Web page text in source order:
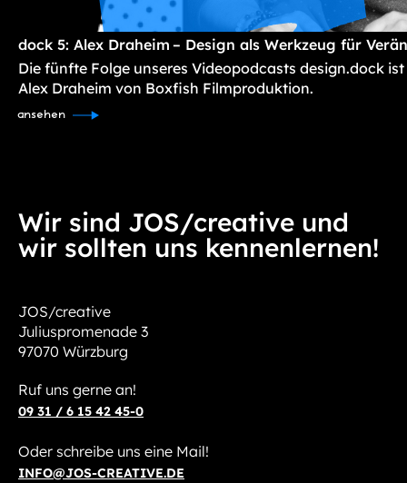
dock 5: Alex Draheim – Design als Werkzeug für
Die fünfte Folge unseres Videopodcasts design.dock
Alex Draheim von Boxfish Filmproduktion.
ansehen
Wir sind JOS/creative und
wir sollten uns kennenlernen!
JOS/creative
Juliuspromenade 3
97070 Würzburg
Ruf uns gerne an!
09 31 / 6 15 42 45-0
Oder schreibe uns eine Mail!
INFO@JOS-CREATIVE.DE